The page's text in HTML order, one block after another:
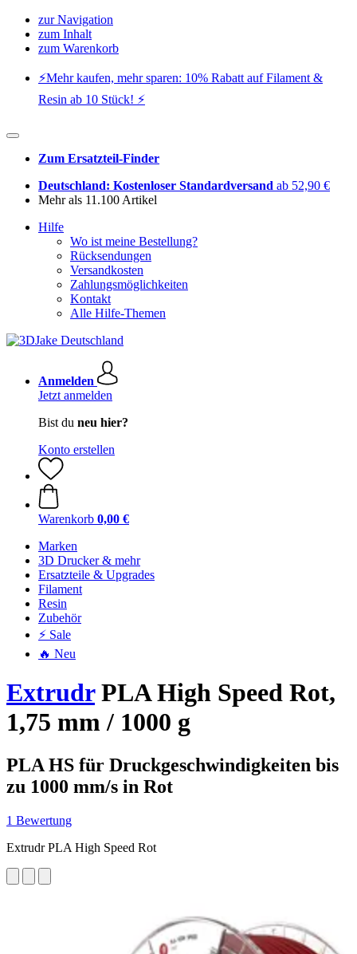
zur Navigation
zum Inhalt
zum Warenkorb
⚡️Mehr kaufen, mehr sparen: 10% Rabatt auf Filament &
Resin ab 10 Stück! ⚡️
Zum Ersatzteil-Finder
Deutschland: Kostenloser Standardversand ab 52,90 €
Mehr als 11.100 Artikel
Hilfe
Wo ist meine Bestellung?
Rücksendungen
Versandkosten
Zahlungsmöglichkeiten
Kontakt
Alle Hilfe-Themen
Anmelden
Jetzt anmelden
Bist du neu hier?
Konto erstellen
Warenkorb 0,00 €
Marken
3D Drucker & mehr
Ersatzteile & Upgrades
Filament
Resin
Zubehör
⚡ Sale
🔥 Neu
ExtrudrPLA High Speed Rot,
1,75 mm / 1000 g
PLA HS für Druckgeschwindigkeiten bis
zu 1000 mm/s in Rot
1 Bewertung
Extrudr PLA High Speed Rot